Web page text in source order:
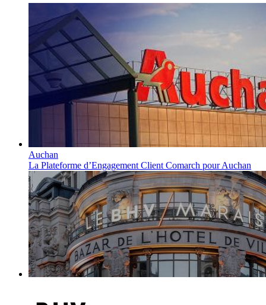
Auchan
La Plateforme d’Engagement Client Comarch pour Auchan